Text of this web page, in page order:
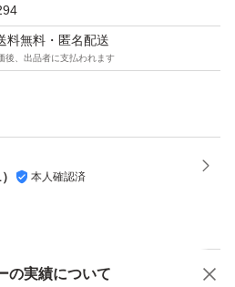
料無料・匿名配送
後、出品者に支払われます
） 本人確認済
の実績について商品への質問